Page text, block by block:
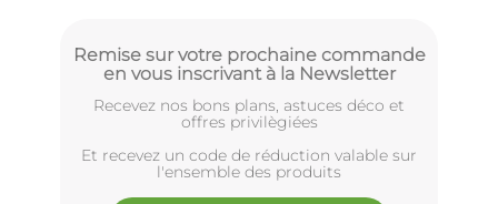
Remise sur votre prochaine commande
en vous inscrivant à la Newsletter
Recevez nos bons plans, astuces déco et
offres privilègiées
Et recevez un code de réduction valable sur
l'ensemble des produits